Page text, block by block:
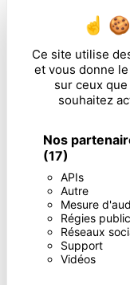
Ce site utilise
et vous donne
sur ceux
souhaitez
Nos
(17)
APIs
Autre
Mesure
Régies
Réseaux
Support
Vidéos
En
** Les
droits